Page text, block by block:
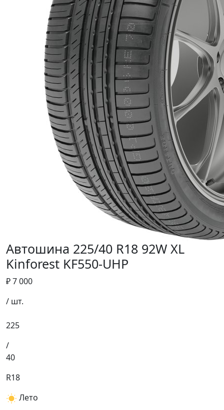
Автошина 225/40 R18 92W XL
Kinforest KF550-UHP
₽ 7 000
/ шт.
225
/
40
R18
Лето